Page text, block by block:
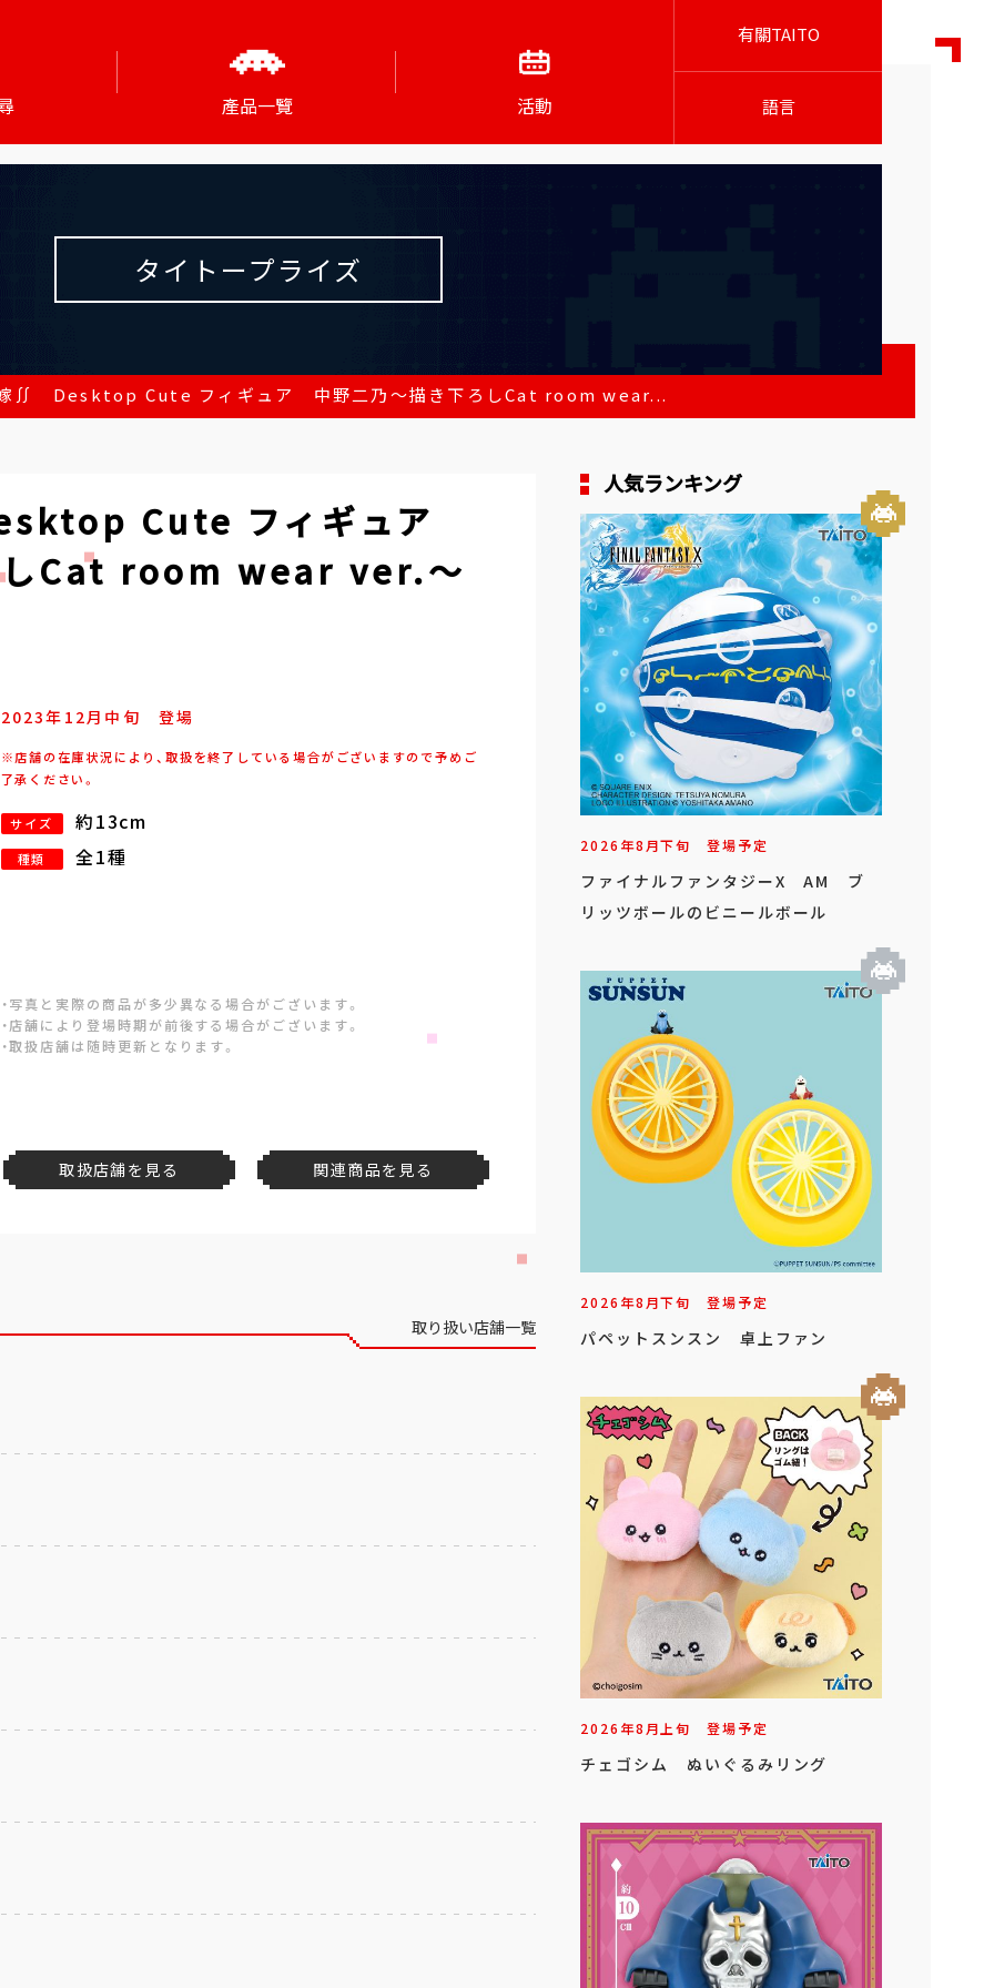
產品一覽 活動
有關TAITO
語言
タイトープライズ
嫁∬ Desktop Cute フィギュア 中野二乃～描き下ろしCat room wear...
Cute フィギュア
しCat room wear ver.～
2023年 12月 中旬 登場
※店舗の在庫状況により、取扱を終了している場合がございますので予めご
了承ください。
サイズ 約13cm
種類 全1種
・写真と実際の商品が多少異なる場合がございます。
・店舗により登場時期が前後する場合がございます。
・取扱店舗は随時更新となります。
取扱店舗を見る 関連商品を見る
取り扱い店舗一覧
人気ランキング
2026年8月下旬 登場予定
ファイナルファンタジーX AM ブ
リッツボールのビニールボール
2026年8月下旬 登場予定
パペットスンスン 卓上ファン
2026年8月上旬 登場予定
チェゴシム ぬいぐるみリング